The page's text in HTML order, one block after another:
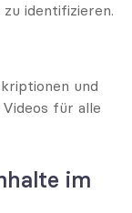
identifizieren.
und
für alle
im